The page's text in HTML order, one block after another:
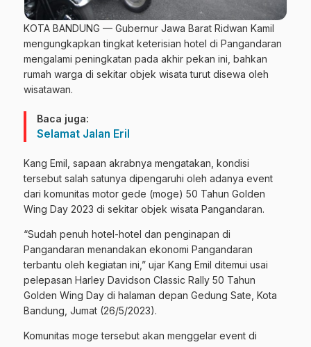
KOTA BANDUNG — Gubernur Jawa Barat Ridwan Kamil
mengungkapkan tingkat keterisian hotel di Pangandaran
mengalami peningkatan pada akhir pekan ini, bahkan
rumah warga di sekitar objek wisata turut disewa oleh
wisatawan.
Baca juga:
Selamat Jalan Eril
Kang Emil, sapaan akrabnya mengatakan, kondisi
tersebut salah satunya dipengaruhi oleh adanya event
dari komunitas motor gede (moge) 50 Tahun Golden
Wing Day 2023 di sekitar objek wisata Pangandaran.
“Sudah penuh hotel-hotel dan penginapan di
Pangandaran menandakan ekonomi Pangandaran
terbantu oleh kegiatan ini,” ujar Kang Emil ditemui usai
pelepasan Harley Davidson Classic Rally 50 Tahun
Golden Wing Day di halaman depan Gedung Sate, Kota
Bandung, Jumat (26/5/2023).
Komunitas moge tersebut akan menggelar event di